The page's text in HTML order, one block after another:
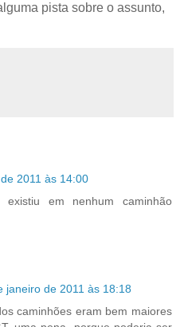
pista sobre o assunto,
2011 às 14:00
em nenhum caminhão
janeiro de 2011 às 18:18
caminhões eram bem maiores